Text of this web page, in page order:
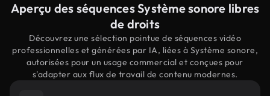
Aperçu des séquences Système sonore libres
de droits
Découvrez une sélection pointue de séquences vidéo
professionnelles et générées par IA, liées à Système sonore,
autorisées pour un usage commercial et conçues pour
s'adapter aux flux de travail de contenu modernes.